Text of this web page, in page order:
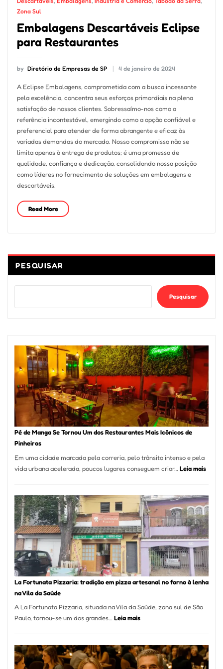
Zona Sul
Embalagens Descartáveis Eclipse
para Restaurantes
by Diretório de Empresas de SP 4 de janeiro de 2024
A Eclipse Embalagens, comprometida com a busca incessante
pela excelência, concentra seus esforços primordiais na plena
satisfação de nossos clientes. Sobressaímo-nos como a
referência incontestável, emergindo como a opção confiável e
preferencial para atender de forma abrangente e eficaz às
variadas demandas do mercado. Nosso compromisso não se
limita apenas à entrega de produtos; é uma promessa de
qualidade, confiança e dedicação, consolidando nossa posição
como líderes no fornecimento de soluções em embalagens e
descartáveis.
Read More
PESQUISAR
Pesquisar
Pé de Manga Se Tornou Um dos Restaurantes Mais Icônicos de
Pinheiros
Em uma cidade marcada pela correria, pelo trânsito intenso e pela
vida urbana acelerada, poucos lugares conseguem criar… Leia mais:
Se
Um
dos
Mais
La Fortunata Pizzaria: tradição em pizza artesanal no forno à lenha
na Vila da Saúde
A La Fortunata Pizzaria, situada na Vila da Saúde, zona sul de São
Paulo, tornou-se um dos grandes…Leia mais:
Pizzaria:
tradição